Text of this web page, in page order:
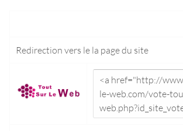
Redirection vers le la page du site